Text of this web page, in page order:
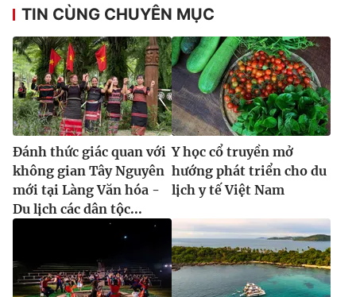
TIN CÙNG CHUYÊN MỤC
Đánh thức giác quan với
không gian Tây Nguyên
mới tại Làng Văn hóa -
Du lịch các dân tộc...
Y học cổ truyền mở
hướng phát triển cho du
lịch y tế Việt Nam